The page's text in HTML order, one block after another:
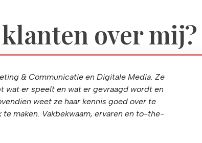
over mij?
& Communicatie en Digitale Media. Ze
er speelt en wat er gevraagd wordt en
weet ze haar kennis goed over te
maken. Vakbekwaam, ervaren en to-the-